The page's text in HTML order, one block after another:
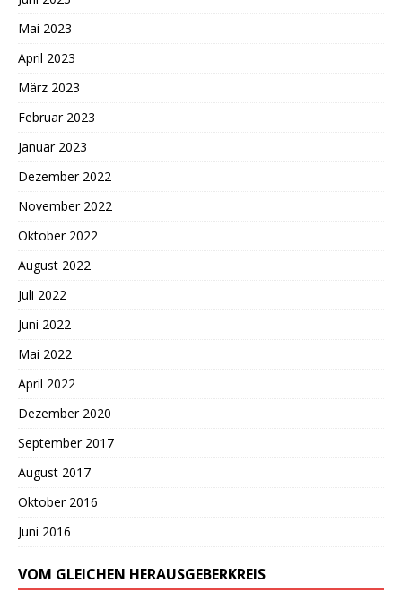
Mai 2023
April 2023
März 2023
Februar 2023
Januar 2023
Dezember 2022
November 2022
Oktober 2022
August 2022
Juli 2022
Juni 2022
Mai 2022
April 2022
Dezember 2020
September 2017
August 2017
Oktober 2016
Juni 2016
VOM GLEICHEN HERAUSGEBERKREIS